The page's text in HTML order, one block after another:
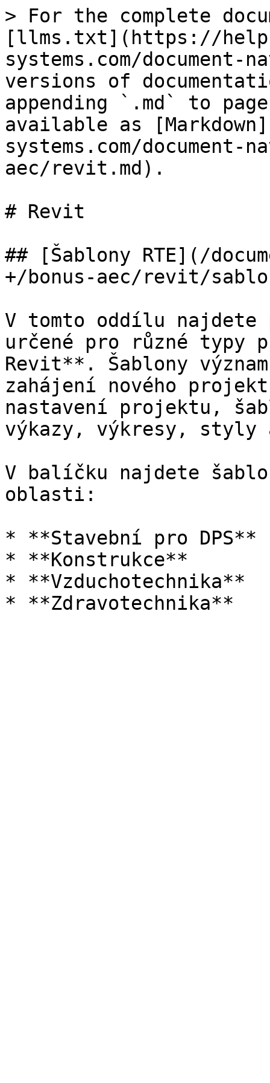
> For the complete
[llms.txt](https://
systems.com/
versions of
appending `.md` to
available as
systems.com/document-
aec/revit.md).
# Revit
## [Šablony RTE](/
+/bonus-aec/revit/
V tomto oddílu najdete
určené pro různé typy
Revit**. Šablony
zahájení nového
nastavení projektu,
výkazy, výkresy,
V balíčku najdete
oblasti:
* **Stavební pro DPS**
* **Konstrukce**
* **Vzduchotechnika**